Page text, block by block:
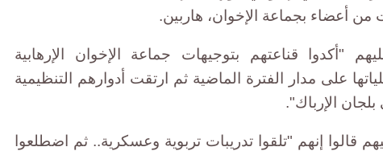
من أعضاء بجماعة الإخوان، هاربين.
"أكدوا قناعتهم بتوجيهات جماعة الإخوان الإرهابية
على مدار الفترة الماضية ثم ارتقت أدوارهم التنظيمية
الإرباك".
قالوا إنهم "تلقوا تدريبات تربوية وعسكرية.. ثم اضطلعوا